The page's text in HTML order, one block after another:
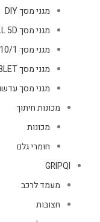
מגני מסך DIY
מגני מסך FULL 5D
מגני מסך FULL 5D HD PRO 10/1
מגני מסך IPAD / TABLET
מגני מסך
מכונות חיתוך
מכונות
חומרי גלם
GRIPQI
מעמד לרכב
חצובות